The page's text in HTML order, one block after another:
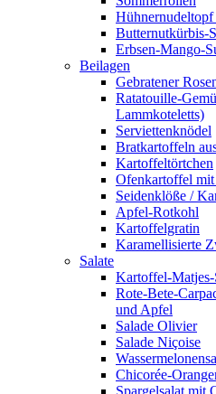
Butternutkürbis-
Erbsen-Mango-
Beilagen
Gebratener
Ratatouille-
Lammkoteletts)
Serviettenknödel
Bratkartoffeln
Kartoffeltörtchen
Ofenkartoffel
Seidenklöße /
Apfel-Rotkohl
Kartoffelgratin
Karamellisierte
Salate
Kartoffel-Matjes-
Rote-Bete-
und Apfel
Salade Olivier
Salade Niçoise
Chicorée-
Spargelsalat mit